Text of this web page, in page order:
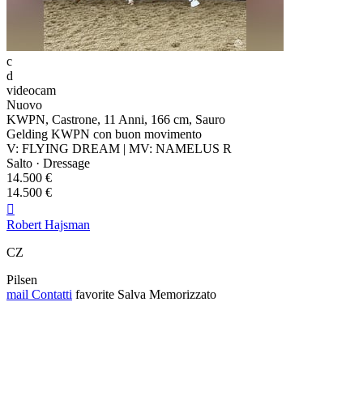
c
d
videocam
Nuovo
KWPN, Castrone, 11 Anni, 166 cm, Sauro
Gelding KWPN con buon movimento
V: FLYING DREAM | MV: NAMELUS R
Salto · Dressage
14.500 €
14.500 €

Robert Hajsman
CZ
Pilsen
mail Contatti favorite Salva Memorizzato